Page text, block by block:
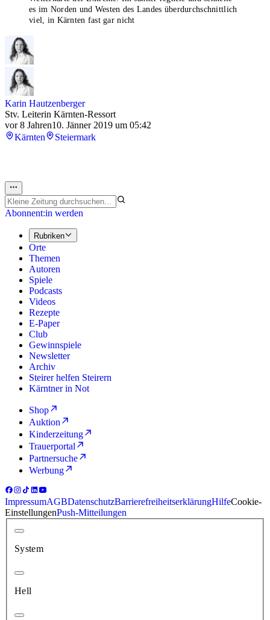
es im Norden und Westen des Landes überdurchschnittlich
viel, in Kärnten fast gar nicht
Karin Hautzenberger
Stv. Leiterin Kärnten-Ressort
vor 8 Jahren10. Jänner 2019 um 05:42
Kärnten
Steiermark
Abonnent:in werden
Rubriken
Orte
Themen
Autoren
Spiele
Podcasts
Videos
Rezepte
E-Paper
Club
Gewinnspiele
Newsletter
Archiv
Steirer helfen Steirern
Kärntner in Not
Shop
Auktion
Kinderzeitung
Trauerportal
Partnersuche
Werbung
ImpressumAGBDatenschutzBarrierefreiheitserklärungHilfeCookie-
EinstellungenPush-Mitteilungen
System
Hell